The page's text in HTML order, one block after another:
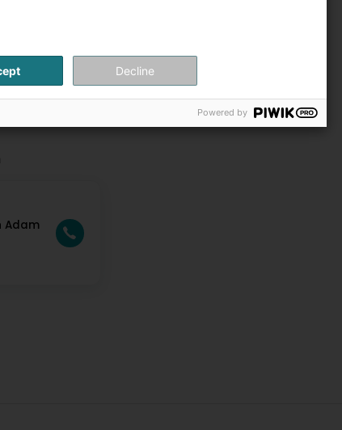
Adam
Decline
Powered by